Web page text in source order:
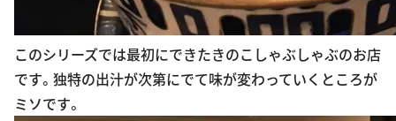
このシリーズでは最初にできたきのこしゃぶしゃぶのお店
です。独特の出汁が次第にでて味が変わっていくところが
ミソです。